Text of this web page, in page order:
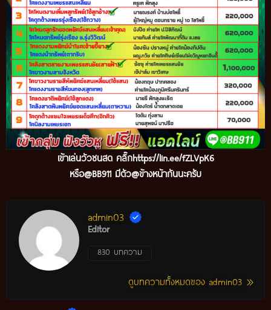
เข้าเล่นวัวชนสด คลิ๊กhttps://lin.ee/fZLVpK6
หรือ@BB911 มีตัว@ข้างหน้ากันนะครับ
admin03
Editor
830 บทความ
ดูบทความทั้งหมดของ admin03